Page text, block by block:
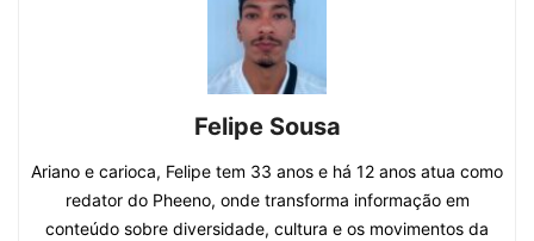
Felipe Sousa
Ariano e carioca, Felipe tem 33 anos e há 12 anos atua como
redator do Pheeno, onde transforma informação em
conteúdo sobre diversidade, cultura e os movimentos da